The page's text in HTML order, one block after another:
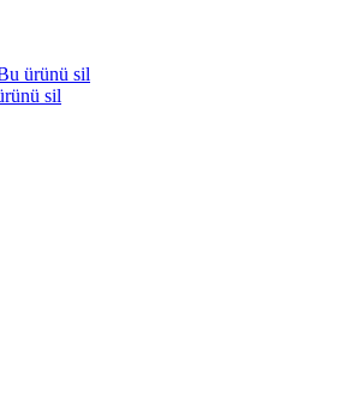
ürünü sil
sil